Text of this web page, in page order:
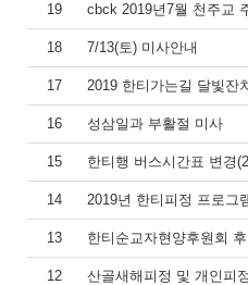
19 cbck 2019년7월 천주교
18 7/13(토) 미사안내
17 2019 한티가는길 달빛잔
16 성삼일과 부활절 미사
15 한티행 버스시간표 변경
14 2019년 한티피정 프로그
13 한티순교자현양후원회
12 산골새해피정 및 개인피